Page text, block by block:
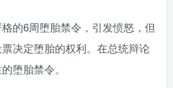
的6周堕胎禁令，引发愤怒，但
决定堕胎的权利。在总统辩论
堕胎禁令。